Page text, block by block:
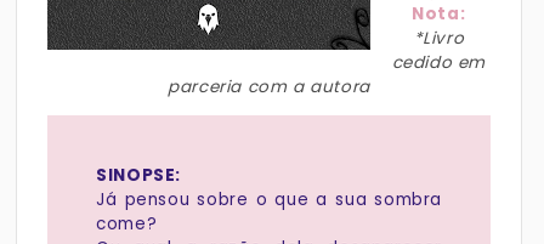
Nota:
*Livro
cedido em
parceria com a autora
SINOPSE:
Já pensou sobre o que a sua sombra
come?